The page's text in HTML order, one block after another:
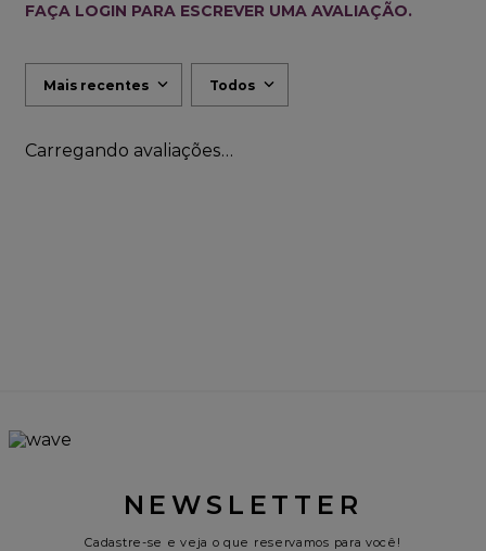
FAÇA LOGIN PARA ESCREVER UMA AVALIAÇÃO.
Mais recentes Todos
Carregando avaliações…
NEWSLETTER
Cadastre-se e veja o que reservamos para você!